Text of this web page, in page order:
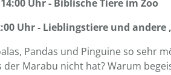
Uhr - Biblische Tiere im Zoo
Uhr - Lieblingstiere und andere
Pandas und Pinguine so sehr
der Marabu nicht hat? Warum